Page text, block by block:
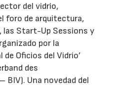
del vidrio,
foro de arquitectura,
las Start-Up Sessions y
por la
de Oficios del Vidrio’
des
BIV). Una novedad del